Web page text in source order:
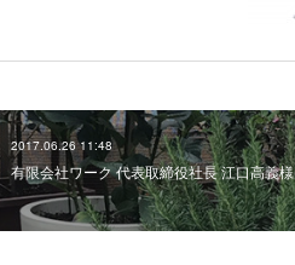
2017.06.26 11:48
有限会社ワーク 代表取締役社長 江口高義様